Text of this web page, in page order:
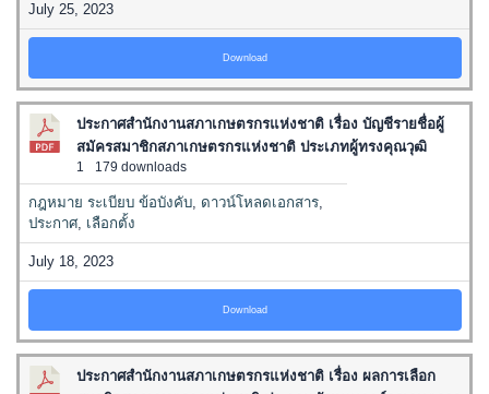
July 25, 2023
Download
ประกาศสำนักงานสภาเกษตรกรแห่งชาติ เรื่อง บัญชีรายชื่อผู้
สมัครสมาชิกสภาเกษตรกรแห่งชาติ ประเภทผู้ทรงคุณวุฒิ
1 179 downloads
กฎหมาย ระเบียบ ข้อบังคับ, ดาวน์โหลดเอกสาร,
ประกาศ, เลือกตั้ง
July 18, 2023
Download
ประกาศสำนักงานสภาเกษตรกรแห่งชาติ เรื่อง ผลการเลือก